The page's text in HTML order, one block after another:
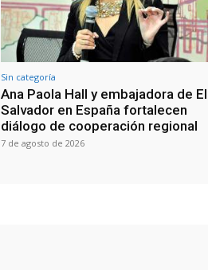
Sin categoría
Ana Paola Hall y embajadora de El
Salvador en España fortalecen
diálogo de cooperación regional
7 de agosto de 2026